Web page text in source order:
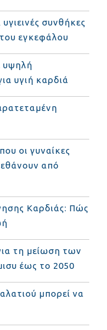
συνθήκες
εγκεφάλου
υψηλή
υγιή καρδιά
οι γυναίκες
από
Καρδιάς: Πώς
τη μείωση των
έως το 2050
μπορεί να